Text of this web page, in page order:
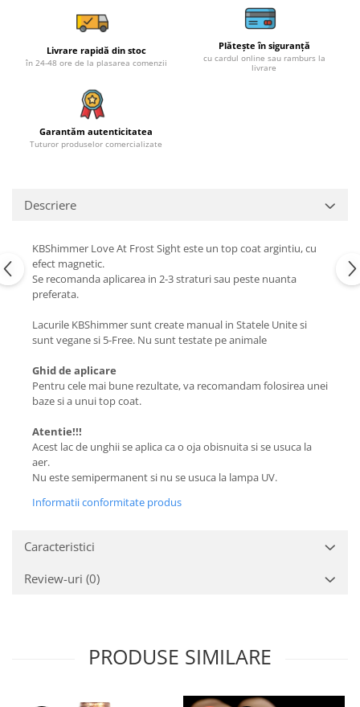
Livrare rapidă din stoc
în 24-48 ore de la plasarea comenzii
Plătește în siguranță
cu cardul online sau ramburs la
livrare
Garantăm autenticitatea
Tuturor produselor comercializate
Descriere
KBShimmer Love At Frost Sight este un top coat argintiu, cu
efect magnetic.
Se recomanda aplicarea in 2-3 straturi sau peste nuanta
preferata.
Lacurile KBShimmer sunt create manual in Statele Unite si
sunt vegane si 5-Free. Nu sunt testate pe animale
Ghid de aplicare
Pentru cele mai bune rezultate, va recomandam folosirea unei
baze si a unui top coat.
Atentie!!!
Acest lac de unghii se aplica ca o oja obisnuita si se usuca la
aer.
Nu este semipermanent si nu se usuca la lampa UV.
Informatii conformitate produs
Caracteristici
Review-uri (0)
PRODUSE SIMILARE